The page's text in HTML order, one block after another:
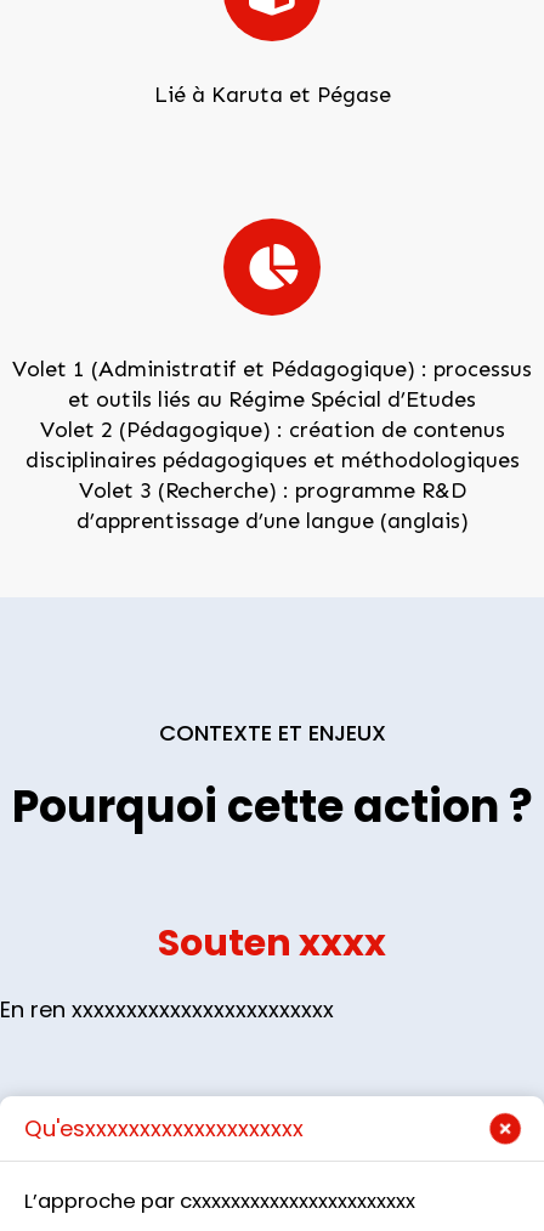
Lié à Karuta et Pégase
Volet 1 (Administratif et Pédagogique) : processus
et outils liés au Régime Spécial d’Etudes
Volet 2 (Pédagogique) : création de contenus
disciplinaires pédagogiques et méthodologiques
Volet 3 (Recherche) : programme R&D
d’apprentissage d’une langue (anglais)
CONTEXTE ET ENJEUX
Pourquoi cette action ?
Souten xxxx
En ren xxxxxxxxxxxxxxxxxxxxxxxx
Qu'esxxxxxxxxxxxxxxxxxxxx
L’approche par cxxxxxxxxxxxxxxxxxxxxxxx